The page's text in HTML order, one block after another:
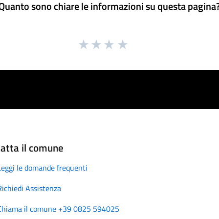
sono chiare le informazioni su questa
il comune
le domande frequenti
Assistenza
il comune +39 0825 594025